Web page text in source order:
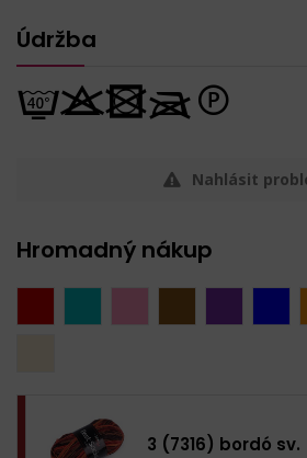
Údržba
Nahlásit
Hromadný nákup
3 (7316) bordó sv.